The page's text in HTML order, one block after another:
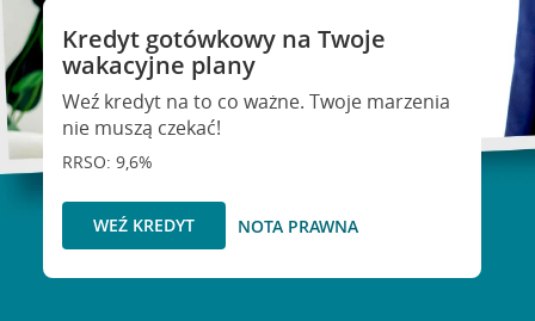
Kredyt gotówkowy na Twoje
wakacyjne plany
Weź kredyt na to co ważne. Twoje marzenia
nie muszą czekać!
RRSO: 9,6%
WEŹ KREDYT NOTA PRAWNA